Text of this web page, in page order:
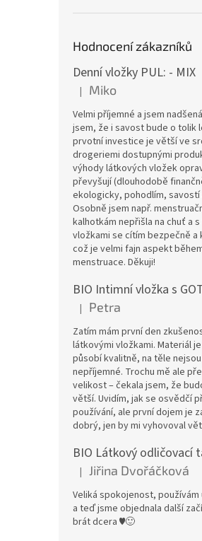
Hodnocení zákazníků
Denní vložky PUL: - MIX
Hodnocení produktu je 5 z 5
| Miko
Velmi příjemné a jsem
jsem, že i savost bude o tolik
prvotní investice je větší ve
drogeriemi dostupnými
výhody látkových vložek
převyšují (dlouhodobě
ekologicky, pohodlím, savostí
Osobně jsem např.
kalhotkám nepřišla na chuť a
vložkami se cítím bezpečně
což je velmi fajn aspekt
menstruace. Děkuji!
Hodnocení produktu je 5 z 5
| Petra
Zatím mám první den
látkovými vložkami. Materiál
působí kvalitně, na těle nejsou
nepříjemné. Trochu mě ale
velikost – čekala jsem, že
větší. Uvidím, jak se osvědčí
používání, ale první dojem je
dobrý, jen by mi vyhovoval
Hodnocení produktu je 5 z 5
| Jiřina Dvořáčková
Veliká spokojenost, používám
a teď jsme objednala další
brát dcera ♥️🙂